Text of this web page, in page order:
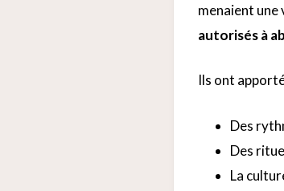
menaient
autorisés à
Ils ont
Des
Des
La